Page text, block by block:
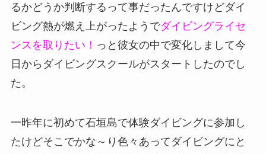
るかどうか判断するって事だったんですけどダイ
ビング熱が燃え上がったようでダイビングライセ
ンスを取りたい！ っと彼女の中で変化しまして今
日からダイビングスクールがスタートしたのでし
た。
一昨年に初めて石垣島で体験ダイビングに参加し
たけどそこでかな～り色々あってダイビングにと